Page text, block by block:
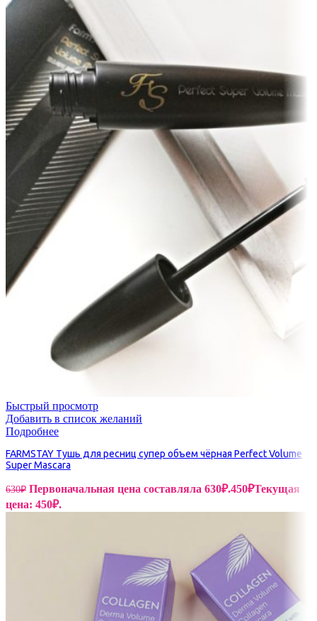
Быстрый просмотр
Добавить в список желаний
Подробнее
FARMSTAY Тушь для ресниц супер объем чёрная Perfect Volume
Super Mascara
630₽ Первоначальная цена составляла 630₽.450₽Текущая
цена: 450₽.